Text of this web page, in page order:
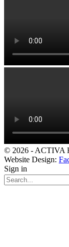
© 2026 - ACTIVA
Website Design:
Sign in